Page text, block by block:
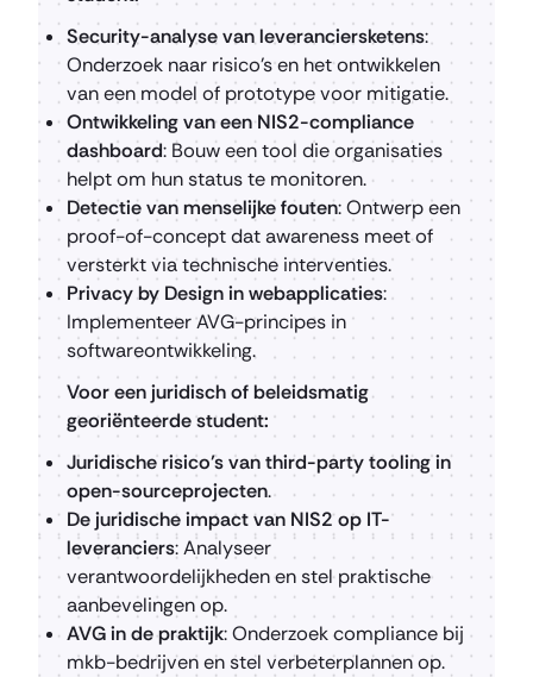
Security-analyse van leveranciersketens:
Onderzoek naar risico’s en het ontwikkelen
van een model of prototype voor mitigatie.
Ontwikkeling van een NIS2-compliance
dashboard: Bouw een tool die organisaties
helpt om hun status te monitoren.
Detectie van menselijke fouten: Ontwerp een
proof-of-concept dat awareness meet of
versterkt via technische interventies.
Privacy by Design in webapplicaties:
Implementeer AVG-principes in
softwareontwikkeling.
Voor een juridisch of beleidsmatig
georiënteerde student:
Juridische risico’s van third-party tooling in
open-sourceprojecten.
De juridische impact van NIS2 op IT-
leveranciers: Analyseer
verantwoordelijkheden en stel praktische
aanbevelingen op.
AVG in de praktijk: Onderzoek compliance bij
mkb-bedrijven en stel verbeterplannen op.